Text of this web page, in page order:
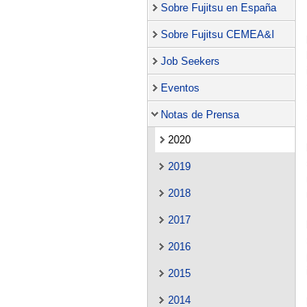
Sobre Fujitsu en España
Sobre Fujitsu CEMEA&I
Job Seekers
Eventos
Notas de Prensa
2020
2019
2018
2017
2016
2015
2014